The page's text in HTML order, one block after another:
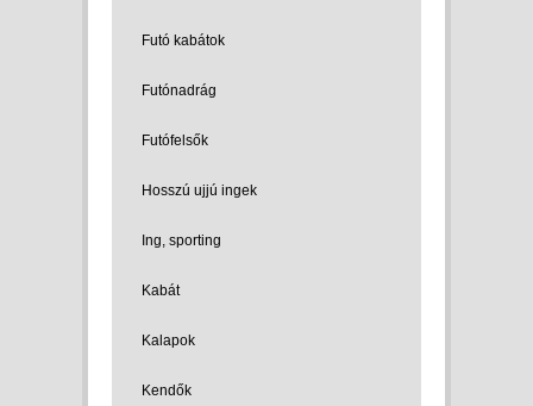
Futó kabátok
Futónadrág
Futófelsők
Hosszú ujjú ingek
Ing, sporting
Kabát
Kalapok
Kendők